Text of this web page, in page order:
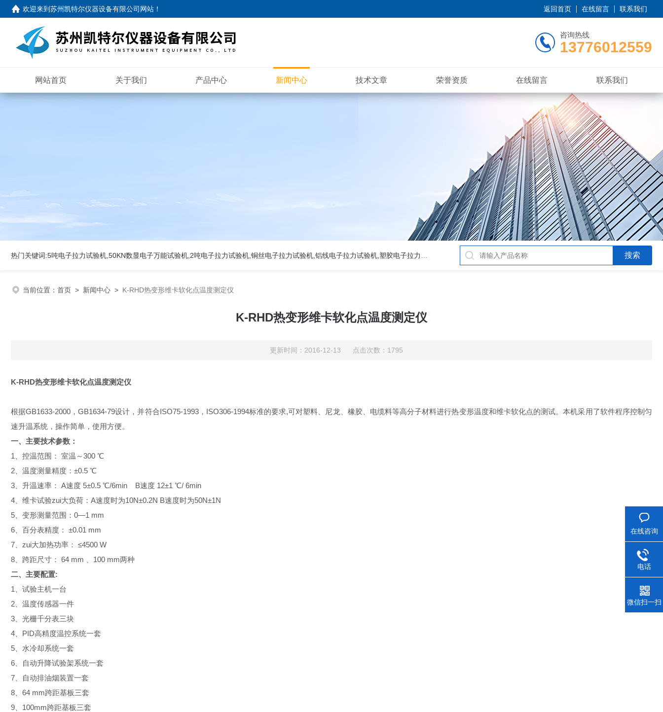
欢迎来到苏州凯特尔仪器设备有限公司网站！ 返回首页 在线留言 联系我们
咨询热线
13776012559
网站首页 关于我们 产品中心 新闻中心 技术文章 荣誉资质 在线留言 联系我们
当前位置： 首页 > 新闻中心 > K-RHD热变形维卡软化点温度测定仪
K-RHD热变形维卡软化点温度测定仪
更新时间：2016-12-13 点击次数：1795
K-RHD热变形维卡软化点温度测定仪
根据GB1633-2000，GB1634-79设计，并符合ISO75-1993，ISO306-1994标准的要求,可对塑料、尼龙、橡胶、电缆料等高分子材料进行热变形温度和维卡软化点的测试。本机采用了软件程序控制匀
速升温系统，操作简单，使用方便。
一、 主要技术参数：
1、 控温范围： 室温 ～300 ℃
2、 温度测量精度：±0.5 ℃
3、 升温速率： A速度 5±0.5 ℃/6min
B速度 12±1 ℃/ 6min
4、 维卡试验zui大负荷：A速度时为10N±0.2N B速度时为50N±1N
5、 变形测量范围：0—1 mm
6、 百分表精度： ±0.01 mm
7、 zui大加热功率： ≤4500 W
8、 跨距尺寸： 64 mm 、100 mm两种
二、 主要配置:
1
、试验主机一台
2、温度传感器一件
3、光栅千分表三块
4、PID高精度温控系统一套
5、水冷却系统一套
6、自动升降试验架系统一套
7、自动排油烟装置一套
8、64 mm跨距基板三套
9、100mm跨距基板三套
在线咨询
电话
微信扫一扫